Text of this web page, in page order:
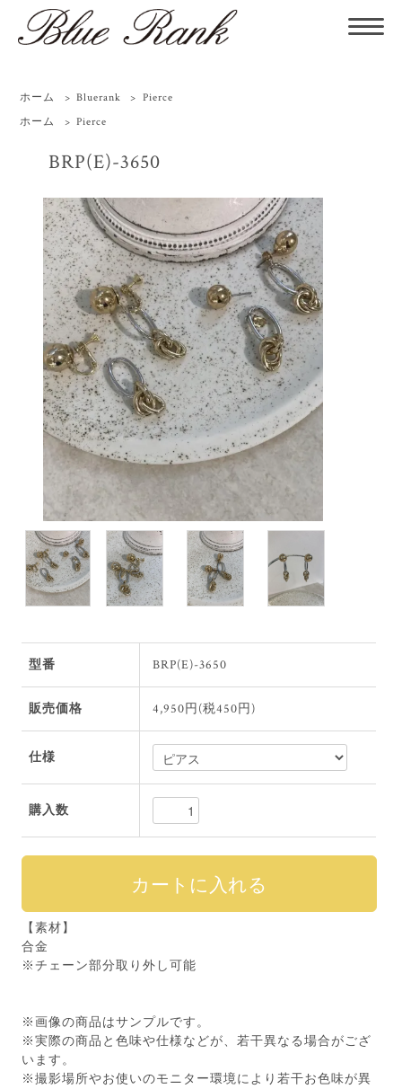
ホーム > Bluerank > Pierce
ホーム
> Pierce
BRP(E)-3650
型番 BRP(E)-3650
販売価格 4,950円(税450円)
仕様
購入数
【素材】
合金
※チェーン部分取り外し可能
※画像の商品はサンプルです。
※実際の商品と色味や仕様などが、若干異なる場合がござ
います。
※撮影場所やお使いのモニター環境により若干お色味が異